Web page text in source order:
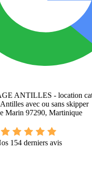
ANTILLES - location
avec ou sans skipper
Marin 97290, Martinique
154 derniers avis